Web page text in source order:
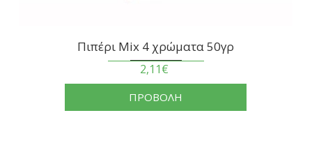
Πιπέρι Mix 4 χρώματα 50γρ
2,11€
ΠΡΟΒΟΛΗ